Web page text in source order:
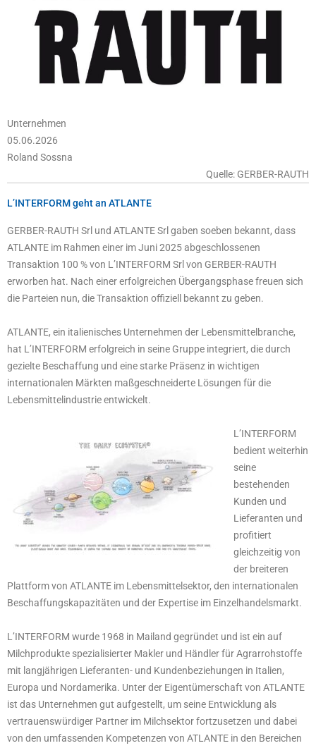
Unternehmen
05.06.2026
Roland Sossna
Quelle: GERBER-RAUTH
L’INTERFORM geht an ATLANTE
GERBER-RAUTH Srl und ATLANTE Srl gaben soeben bekannt, dass
ATLANTE im Rahmen einer im Juni 2025 abgeschlossenen
Transaktion 100 % von L’INTERFORM Srl von GERBER-RAUTH
erworben hat. Nach einer erfolgreichen Übergangsphase freuen sich
die Parteien nun, die Transaktion offiziell bekannt zu geben.
ATLANTE, ein italienisches Unternehmen der Lebensmittelbranche,
hat L’INTERFORM erfolgreich in seine Gruppe integriert, die durch
gezielte Beschaffung und eine starke Präsenz in wichtigen
internationalen Märkten maßgeschneiderte Lösungen für die
Lebensmittelindustrie entwickelt.
L’INTERFORM
bedient weiterhin
seine
bestehenden
Kunden und
Lieferanten und
profitiert
gleichzeitig von
der breiteren
Plattform von ATLANTE im Lebensmittelsektor, den internationalen
Beschaffungskapazitäten und der Expertise im Einzelhandelsmarkt.
L’INTERFORM wurde 1968 in Mailand gegründet und ist ein auf
Milchprodukte spezialisierter Makler und Händler für Agrarrohstoffe
mit langjährigen Lieferanten- und Kundenbeziehungen in Italien,
Europa und Nordamerika. Unter der Eigentümerschaft von ATLANTE
ist das Unternehmen gut aufgestellt, um seine Entwicklung als
vertrauenswürdiger Partner im Milchsektor fortzusetzen und dabei
von den umfassenden Kompetenzen von ATLANTE in den Bereichen